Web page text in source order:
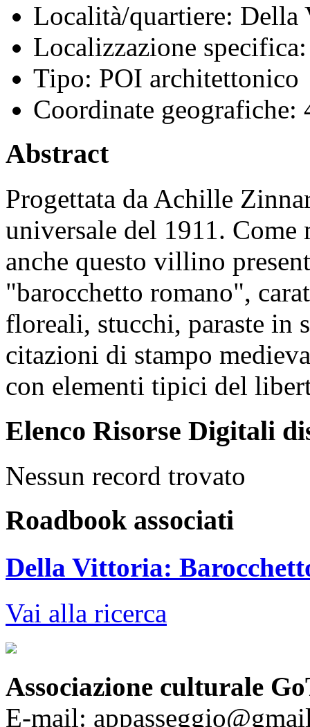
Località/quartiere: Della
Localizzazione specifica:
Tipo: POI architettonico
Coordinate geografiche:
Abstract
Progettata da Achille
universale del 1911.
anche questo villino
"barocchetto romano",
floreali, stucchi, paraste in
citazioni di stampo
con elementi tipici del
Elenco Risorse Digitali
Nessun record trovato
Roadbook associati
Della Vittoria:
Vai alla ricerca
Associazione culturale
E-mail: